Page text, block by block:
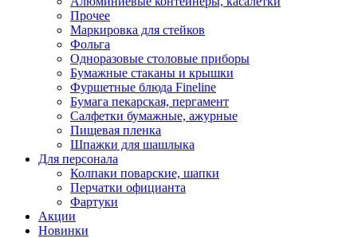
Прочее
Маркировка для стейков
Фольга
Одноразовые столовые приборы
Бумажные стаканы и крышки
Фуршетные блюда Fineline
Бумага пекарская, пергамент
Салфетки бумажные, ажурные
Пищевая пленка
Шпажки для шашлыка
Для персонала
Колпаки поварские, шапки
Перчатки официанта
Фартуки
Акции
Новинки